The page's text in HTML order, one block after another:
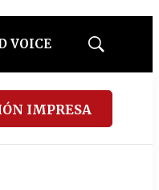
VOICE
Mostrar
IMPRESA